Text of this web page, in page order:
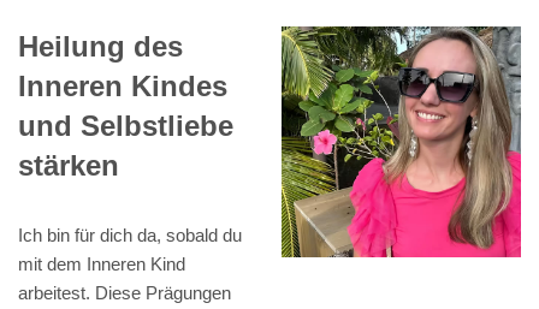
Heilung des
Inneren Kindes
und Selbstliebe
stärken
Ich bin für dich da, sobald du
mit dem Inneren Kind
arbeitest. Diese Prägungen